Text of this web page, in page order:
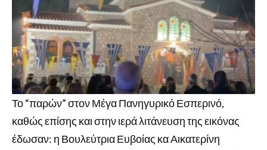
Το “παρών” στον Μέγα Πανηγυρικό Εσπερινό,
καθώς επίσης και στην ιερά λιτάνευση της εικόνας
έδωσαν: η Βουλεύτρια Ευβοίας κα Αικατερίνη